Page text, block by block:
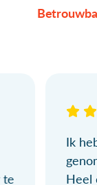
te
Ik
Heel